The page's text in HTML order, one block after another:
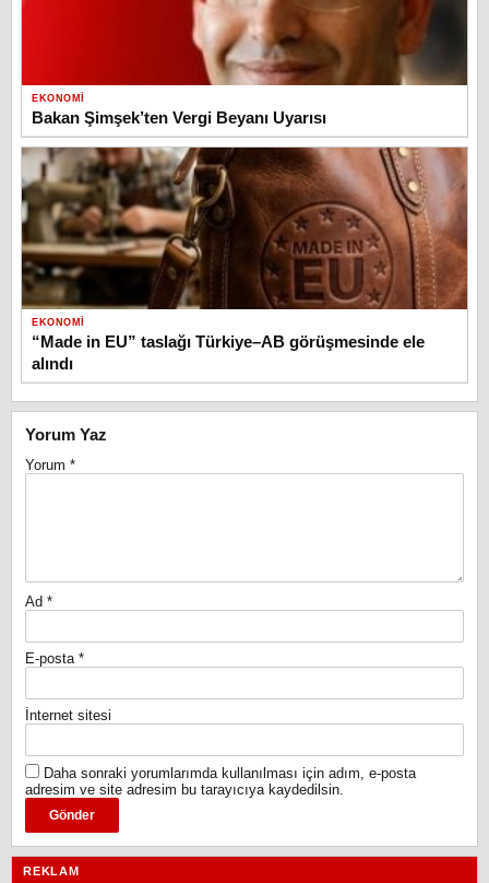
EKONOMI
Bakan Şimşek’ten Vergi Beyanı Uyarısı
EKONOMI
“Made in EU” taslağı Türkiye–AB görüşmesinde ele
alındı
Yorum Yaz
Yorum *
Ad *
E-posta *
İnternet sitesi
Daha sonraki yorumlarımda kullanılması için adım, e-posta
adresim ve site adresim bu tarayıcıya kaydedilsin.
REKLAM